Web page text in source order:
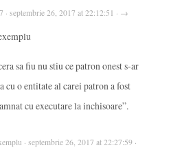
· septembrie 26, 2017 at 22:12:51 · →
sa fiu nu stiu ce patron onest s-ar
cu o entitate al carei patron a fost
cu executare la inchisoare”.
· septembrie 26, 2017 at 22:27:59 ·